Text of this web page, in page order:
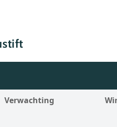
Verwachting